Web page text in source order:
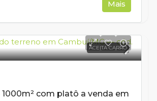
Mais
ACEITA CARRO
1000m² com platô a venda em